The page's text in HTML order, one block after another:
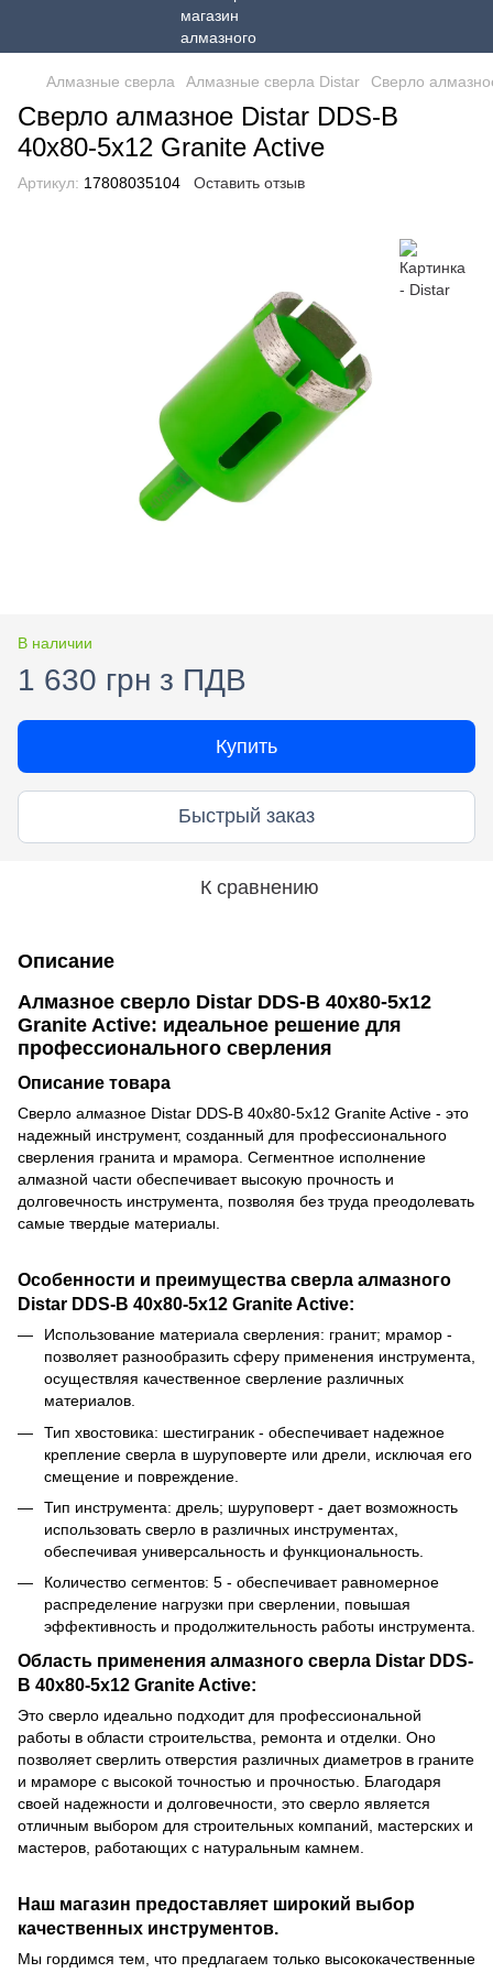
Алмазные сверла Алмазные сверла Distar Сверло
Сверло алмазное Distar DDS-B
40x80-5x12 Granite Active
Артикул: 17808035104 Оставить отзыв
В наличии
1 630 грн з ПДВ
Купить
Быстрый заказ
К сравнению
Описание
Алмазное сверло Distar DDS-B 40x80-5x12
Granite Active: идеальное решение для
профессионального сверления
Описание товара
Сверло алмазное Distar DDS-B 40x80-5x12 Granite Active - это
надежный инструмент, созданный для профессионального
сверления гранита и мрамора. Сегментное исполнение
алмазной части обеспечивает высокую прочность и
долговечность инструмента, позволяя без труда преодолевать
самые твердые материалы.
Особенности и преимущества сверла алмазного
Distar DDS-B 40x80-5x12 Granite Active:
Использование материала сверления: гранит; мрамор -
позволяет разнообразить сферу применения инструмента,
осуществляя качественное сверление различных
материалов.
Тип хвостовика: шестиграник - обеспечивает надежное
крепление сверла в шуруповерте или дрели, исключая его
смещение и повреждение.
Тип инструмента: дрель; шуруповерт - дает возможность
использовать сверло в различных инструментах,
обеспечивая универсальность и функциональность.
Количество сегментов: 5 - обеспечивает равномерное
распределение нагрузки при сверлении, повышая
эффективность и продолжительность работы инструмента.
Область применения алмазного сверла Distar DDS-
B 40x80-5x12 Granite Active:
Это сверло идеально подходит для профессиональной
работы в области строительства, ремонта и отделки. Оно
позволяет сверлить отверстия различных диаметров в граните
и мраморе с высокой точностью и прочностью. Благодаря
своей надежности и долговечности, это сверло является
отличным выбором для строительных компаний, мастерских и
мастеров, работающих с натуральным камнем.
Наш магазин предоставляет широкий выбор
качественных инструментов.
Мы гордимся тем, что предлагаем только высококачественные